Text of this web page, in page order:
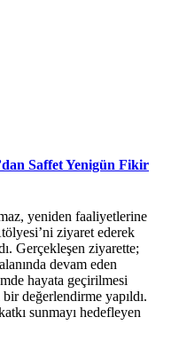
Saffet Yenigün Fikir
yeniden faaliyetlerine
ziyaret ederek
Gerçekleşen ziyarette;
devam eden
hayata geçirilmesi
değerlendirme yapıldı.
sunmayı hedefleyen